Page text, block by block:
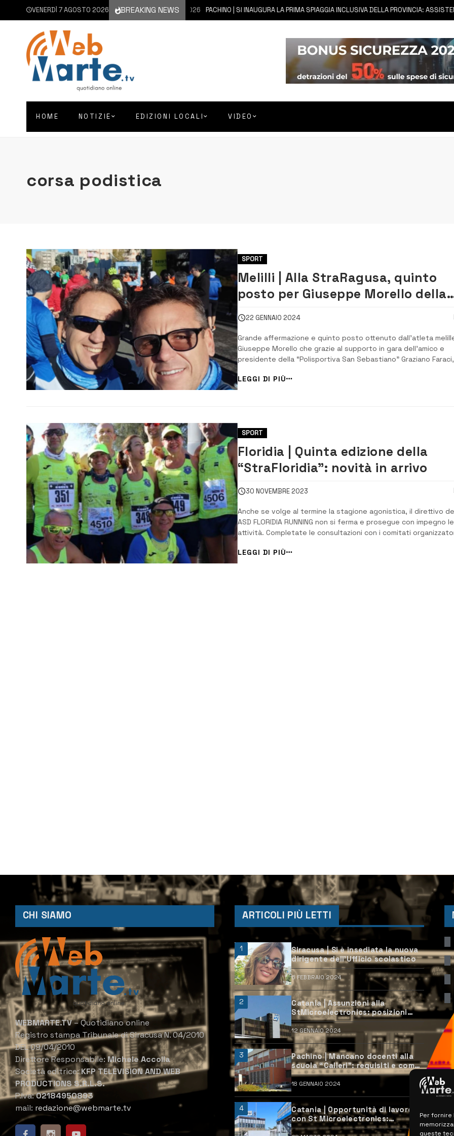
Per
queste
VENERDÌ 7 AGOSTO 2026 BREAKING NEWS
7 AGOSTO 2026 PACHINO | SI INAUGURA LA PRIMA SPIAGGIA INCLUSIVA DELLA PROVINCIA:
HOME NOTIZIE EDIZIONI LOCALI VIDEO
corsa podistica
SPORT
Melilli | Alla StraRagusa, quinto
posto per Giuseppe Morello della
“Polisportiva S. Sebastiano”
22 GENNAIO 2024
Grande affermazione e quinto posto ottenuto dall’atleta
Giuseppe Morello che grazie al supporto in gara dell’amico e
presidente della “Polisportiva San Sebastiano” Graziano
riuscito ad ottenere un importante piazzamento all’esordio con
maglia della società sportiva melillese sulla distanza dei 21 km.
com...
LEGGI DI PIÙ
SPORT
Floridia | Quinta edizione della
“StraFloridia”: novità in arrivo
30 NOVEMBRE 2023
Anche se volge al termine la stagione agonistica, il direttivo
ASD FLORIDIA RUNNING non si ferma e prosegue con impegno le
attività. Completate le consultazioni con i comitati
calendario agonistico 2024. Fra i tanti altri appuntamenti in
agenda il direttivo ha ...
LEGGI DI PIÙ
CHI SIAMO
WEBMARTE.TV– Quotidiano online
Registro stampa Tribunale di Siracusa N. 04/2010
DEL 09/04/2010
Direttore Responsabile:Michele Accolla
Società editrice:KFP TELEVISION AND WEB
PRODUCTIONS S.R.L.S.
P.Iva:02184950893
mail: redazione@webmarte.tv
ARTICOLI PIÙ LETTI
1
Siracusa | Si è insediata la nuova
dirigente dell’Ufficio scolastico
6 FEBBRAIO 2024
2
Catania | Assunzioni alla
StMicroelectronics: posizioni
aperte e come candidarsi
12 GENNAIO 2024
3
Pachino | Mancano docenti alla
scuola “Calleri”: requisiti e come
candidarsi
18 GENNAIO 2024
4
Catania | Opportunità di lavoro
con St Microelectronics:
centinaia di assunzioni previste